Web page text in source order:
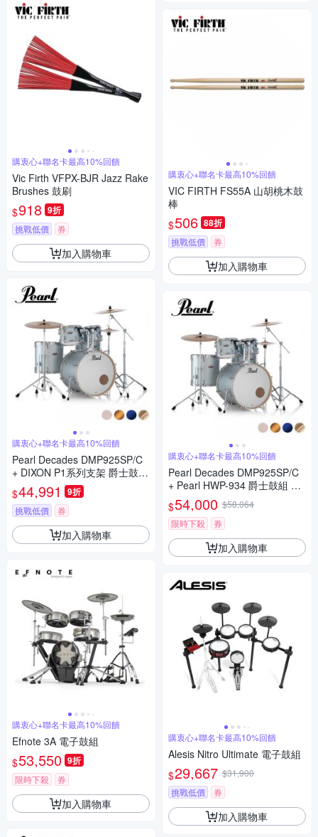
購衷心+聯名卡最高10%回饋
Vic Firth VFPX-BJR Jazz Rake
Brushes 鼓刷
$918 9折
挑戰低價 券
加入購物車
購衷心+聯名卡最高10%回饋
Pearl Decades DMP925SP/C
+ DIXON P1系列支架 爵士鼓
含架 多色款
$44,991 9折
挑戰低價 券
加入購物車
購衷心+聯名卡最高10%回饋
Efnote 3A 電子鼓組
$53,550 9折
限時下殺 券
加入購物車
購衷心+聯名卡最高10%回饋
VIC FIRTH FS55A 山胡桃木鼓
棒
$506 88折
挑戰低價 券
加入購物車
購衷心+聯名卡最高10%回饋
Pearl Decades DMP925SP/C
+ Pearl HWP-934 爵士鼓組 多
色款
$54,000 $58,064
限時下殺
券
加入購物車
購衷心+聯名卡最高10%回饋
Alesis Nitro Ultimate 電子鼓組
$29,667 $31,900
挑戰低價
券
加入購物車